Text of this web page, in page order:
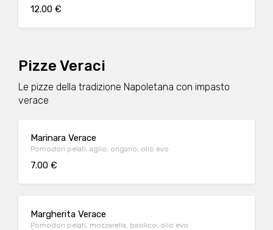
12.00 €
Pizze Veraci
Le pizze della tradizione Napoletana con impasto
verace
Marinara Verace
Pomodori pelati, aglio, origano, olio evo
7.00 €
Margherita Verace
Pomodori pelati, mozzarella, basilico, olio evo